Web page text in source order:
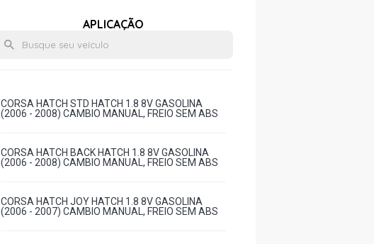
APLICAÇÃO
CORSA HATCH STD HATCH 1.8 8V GASOLINA
(2006 - 2008) CAMBIO MANUAL, FREIO SEM ABS
CORSA HATCH BACK HATCH 1.8 8V GASOLINA
(2006 - 2008) CAMBIO MANUAL, FREIO SEM ABS
CORSA HATCH JOY HATCH 1.8 8V GASOLINA
(2006 - 2007) CAMBIO MANUAL, FREIO SEM ABS